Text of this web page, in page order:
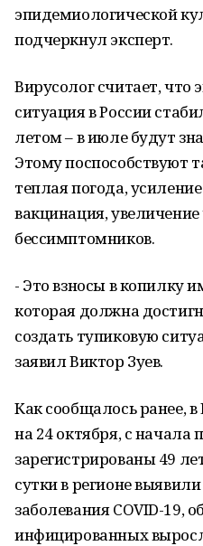
эпидемиологической
подчеркнул эксперт.
Вирусолог считает, что
ситуация в России
летом – в июле будут
Этому поспособствуют
теплая погода,
вакцинация,
бессимптомников.
- Это взносы в копилку
которая должна
создать тупиковую
заявил Виктор Зуев.
Как сообщалось ранее,
на 24 октября, с начала
зарегистрированы 49
сутки в регионе
заболевания COVID-19,
инфицированных